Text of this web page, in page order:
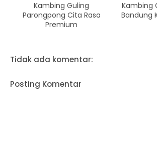
Kambing Guling
Parongpong Cita Rasa
Premium
Kambing
Bandung
Tidak ada komentar:
Posting Komentar